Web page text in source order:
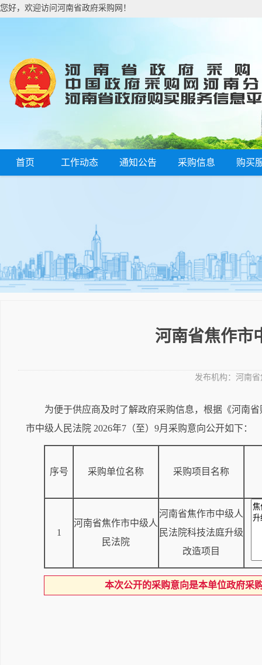
您好，欢迎访问河南省政府采购网！
首页 工作动态 通知公告 采购信息 购买
河南省焦作市
发布机构： 河南
为便于供应商及时了解政府采购信息，根据《河南
市中级人民法院 2026年7（至）9月采购意向公开如下：
序号 采购单位名称 采购项目名称
1
河南省焦作市中级人
民法院
河南省焦作市中级人
民法院科技法庭升级
改造项目
本次公开的采购意向是本单位政府采